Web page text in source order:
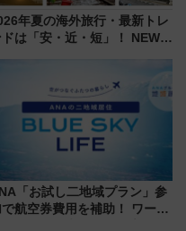
年夏の海外旅行・最新トレ
ドは「安・近・短」！ NEWT
「お試し二地域プラン」参
で航空券費用を補助！ ワーケ